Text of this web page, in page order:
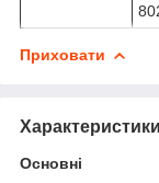
Приховати
Характеристики
Основні